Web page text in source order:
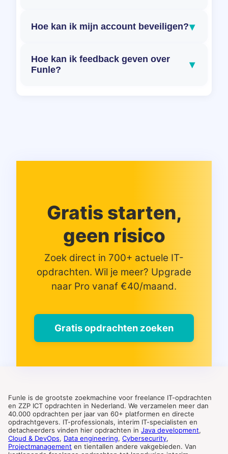
Hoe kan ik mijn account beveiligen?▾
Hoe kan ik feedback geven over
Funle?
▾
Gratis starten,
geen risico
Zoek direct in 700+ actuele IT-
opdrachten. Wil je meer? Upgrade
naar Pro vanaf €40/maand.
Gratis opdrachten zoeken
Funle is de grootste zoekmachine voor freelance IT-opdrachten
en ZZP ICT opdrachten in Nederland. We verzamelen meer dan
40.000 opdrachten per jaar van 60+ platformen en directe
opdrachtgevers. IT-professionals, interim IT-specialisten en
detacheerders vinden hier opdrachten in Java development,
Cloud & DevOps, Data engineering, Cybersecurity,
Projectmanagement en tientallen andere vakgebieden. Van